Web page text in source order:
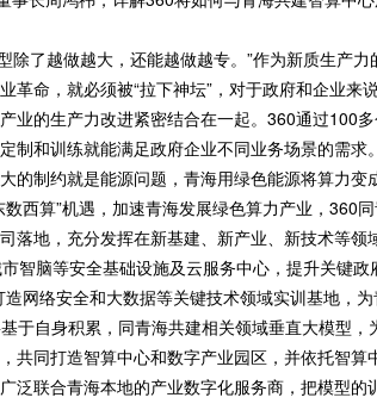
了越做越大，还能越做越专。”作为新质生产
革命，就必须被“拉下神坛”，对于政府和企业
业的生产力改进紧密结合在一起。360通过100
制和训练就能满足政府企业不同业务场景的需求。
制约就是能源问题，青海用绿色能源将算力变
西算”机遇，加速青海发展绿色算力产业，360
地，充分发挥在新基建、新产业、新技术等领
智脑等安全基础设施及云服务中心，提升关键
网络安全和大数据等关键技术领域实训基地，为
自身积累，同青海共建相关领域垂直大模型，
共同打造智算中心和数字产业园区，并依托智
泛联合青海本地的产业数字化服务商，把模型